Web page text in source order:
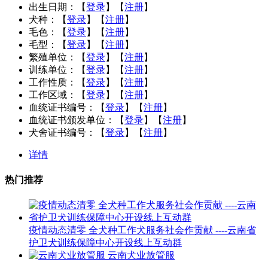
出生日期：
【登录】【注册】
犬种：
【登录】【注册】
毛色：
【登录】【注册】
毛型：
【登录】【注册】
繁殖单位：
【登录】【注册】
训练单位：
【登录】【注册】
工作性质：
【登录】【注册】
工作区域：
【登录】【注册】
血统证书编号：
【登录】【注册】
血统证书颁发单位：
【登录】【注册】
犬舍证书编号：
【登录】【注册】
详情
热门推荐
疫情动态清零 全犬种工作犬服务社会作贡献 ----云南省
护卫犬训练保障中心开设线上互动群
云南犬业放管服